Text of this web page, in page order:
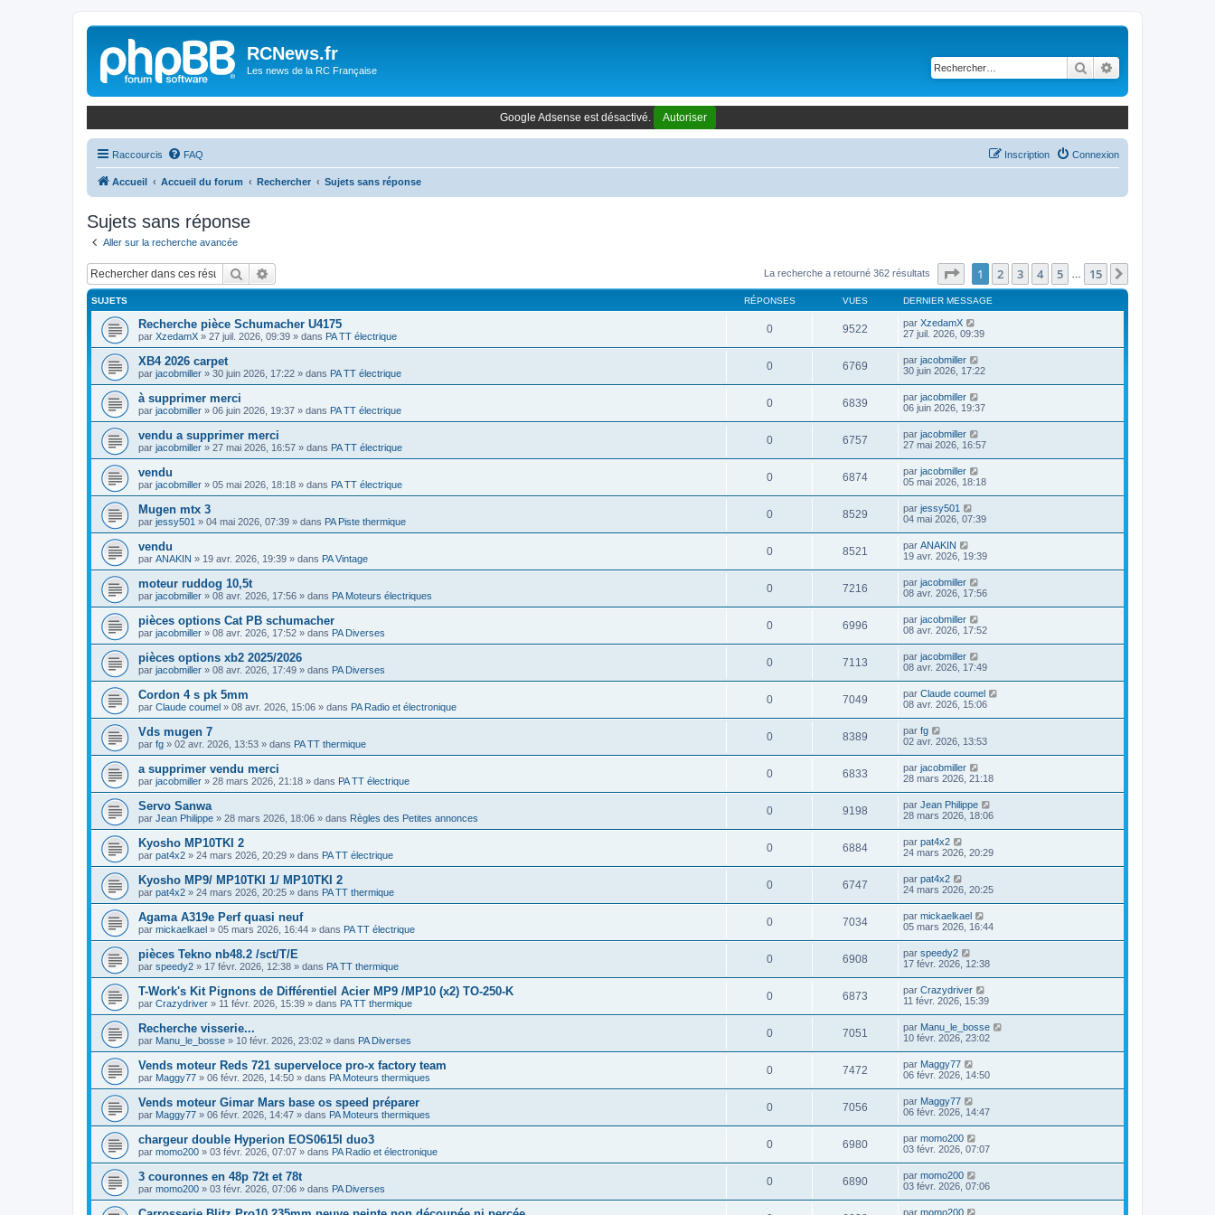
RCNews.fr
Les news de la RC Française Rechercher
Google Adsense est désactivé. Autoriser
Raccourcis FAQ Connexion
Inscription
Accueil Accueil du forum Rechercher Sujets sans réponse
Sujets sans réponse
Aller sur la recherche avancée
Rechercher La recherche a retourné 362 résultats Page sur15
1 2 3 4 5 15
SUJETS RÉPONSES VUES DERNIER MESSAGE
Recherche pièce Schumacher U4175
par XzedamX » 27 juil. 2026, 09:39 » dans PA TT électrique
0 9522 par XzedamX
27 juil. 2026, 09:39
XB4 2026 carpet
par jacobmiller » 30 juin 2026, 17:22 » dans PA TT électrique
0 6769 par jacobmiller
30 juin 2026, 17:22
à supprimer merci
par jacobmiller » 06 juin 2026, 19:37 » dans PA TT électrique
0 6839 par jacobmiller
06 juin 2026, 19:37
vendu a supprimer merci
par jacobmiller » 27 mai 2026, 16:57 » dans PA TT électrique
0 6757 par jacobmiller
27 mai 2026, 16:57
vendu
par jacobmiller » 05 mai 2026, 18:18 » dans PA TT électrique
0 6874 par jacobmiller
05 mai 2026, 18:18
Mugen mtx 3
par jessy501 » 04 mai 2026, 07:39 » dans PA Piste thermique
0 8529 par jessy501
04 mai 2026, 07:39
vendu
par ANAKIN » 19 avr. 2026, 19:39 » dans PA Vintage
0 8521 par ANAKIN
19 avr. 2026, 19:39
moteur ruddog 10,5t
par jacobmiller » 08 avr. 2026, 17:56 » dans PA Moteurs électriques
0 7216 par jacobmiller
08 avr. 2026, 17:56
pièces options Cat PB schumacher
par jacobmiller » 08 avr. 2026, 17:52 » dans PA Diverses
0 6996 par jacobmiller
08 avr. 2026, 17:52
pièces options xb2 2025/2026
par jacobmiller » 08 avr. 2026, 17:49 » dans PA Diverses
0 7113 par jacobmiller
08 avr. 2026, 17:49
Cordon 4 s pk 5mm
par Claude coumel » 08 avr. 2026, 15:06 » dans PA Radio et électronique
0 7049 par Claude coumel
08 avr. 2026, 15:06
Vds mugen 7
par fg » 02 avr. 2026, 13:53 » dans PA TT thermique
0 8389 par fg
02 avr. 2026, 13:53
a supprimer vendu merci
par jacobmiller » 28 mars 2026, 21:18 » dans PA TT électrique
0 6833 par jacobmiller
28 mars 2026, 21:18
Servo Sanwa
par Jean Philippe » 28 mars 2026, 18:06 » dans Règles des Petites annonces
0 9198 par Jean Philippe
28 mars 2026, 18:06
Kyosho MP10TKI 2
par pat4x2 » 24 mars 2026, 20:29 » dans PA TT électrique
0 6884 par pat4x2
24 mars 2026, 20:29
Kyosho MP9/ MP10TKI 1/ MP10TKI 2
par pat4x2 » 24 mars 2026, 20:25 » dans PA TT thermique
0 6747 par pat4x2
24 mars 2026, 20:25
Agama A319e Perf quasi neuf
par mickaelkael » 05 mars 2026, 16:44 » dans PA TT électrique
0 7034 par mickaelkael
05 mars 2026, 16:44
pièces Tekno nb48.2 /sct/T/E
par speedy2 » 17 févr. 2026, 12:38 » dans PA TT thermique
0 6908 par speedy2
17 févr. 2026, 12:38
T-Work's Kit Pignons de Différentiel Acier MP9 /MP10 (x2) TO-250-K
par Crazydriver » 11 févr. 2026, 15:39 » dans PA TT thermique
0 6873 par Crazydriver
11 févr. 2026, 15:39
Recherche visserie...
par Manu_le_bosse » 10 févr. 2026, 23:02 » dans PA Diverses
0 7051 par Manu_le_bosse
10 févr. 2026, 23:02
Vends moteur Reds 721 superveloce pro-x factory team
par Maggy77 » 06 févr. 2026, 14:50 » dans PA Moteurs thermiques
0 7472 par Maggy77
06 févr. 2026, 14:50
Vends moteur Gimar Mars base os speed préparer
par Maggy77 » 06 févr. 2026, 14:47 » dans PA Moteurs thermiques
0 7056 par Maggy77
06 févr. 2026, 14:47
chargeur double Hyperion EOS0615I duo3
par momo200 » 03 févr. 2026, 07:07 » dans PA Radio et électronique
0 6980 par momo200
03 févr. 2026, 07:07
3 couronnes en 48p 72t et 78t
par momo200 » 03 févr. 2026, 07:06 » dans PA Diverses
0 6890 par momo200
03 févr. 2026, 07:06
par momo200